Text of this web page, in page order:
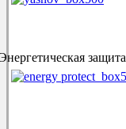
защита